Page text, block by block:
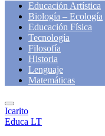
Educación Artística
Biología – Ecología
Educación Física
Tecnología
Filosofía
Historia
Lenguaje
Matemáticas
Icarito
Educa LT